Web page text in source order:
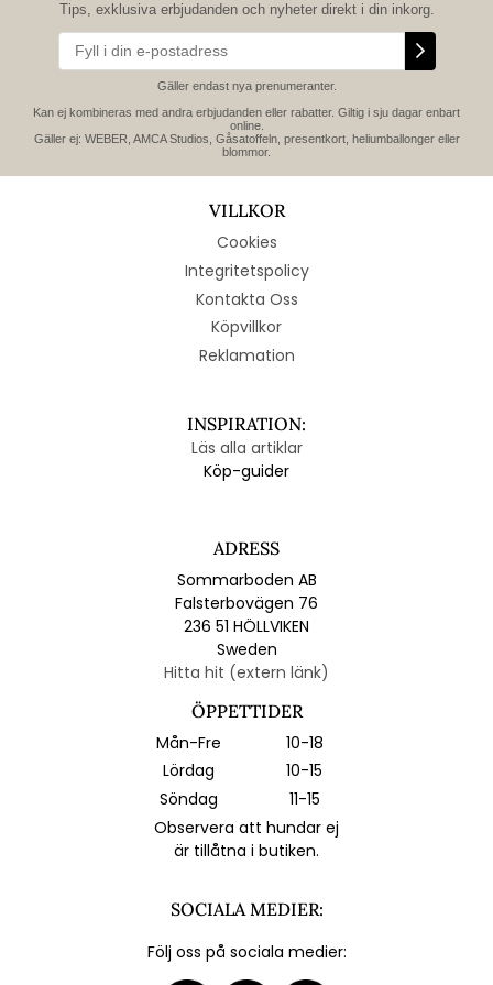
Tips, exklusiva erbjudanden och nyheter direkt i din inkorg.
Gäller endast nya prenumeranter.
Kan ej kombineras med andra erbjudanden eller rabatter. Giltig i sju dagar enbart
online.
Gäller ej: WEBER, AMCA Studios, Gåsatoffeln, presentkort, heliumballonger eller
blommor.
VILLKOR
Cookies
Integritetspolicy
Kontakta Oss
Köpvillkor
Reklamation
INSPIRATION:
Läs alla artiklar
Köp-guider
ADRESS
Sommarboden AB
Falsterbovägen 76
236 51 HÖLLVIKEN
Sweden
Hitta hit (extern länk)
ÖPPETTIDER
Mån-Fre
10-18
Lördag
10-15
Söndag
11-15
Observera att hundar ej
är tillåtna i butiken.
SOCIALA MEDIER:
Följ oss på sociala medier: